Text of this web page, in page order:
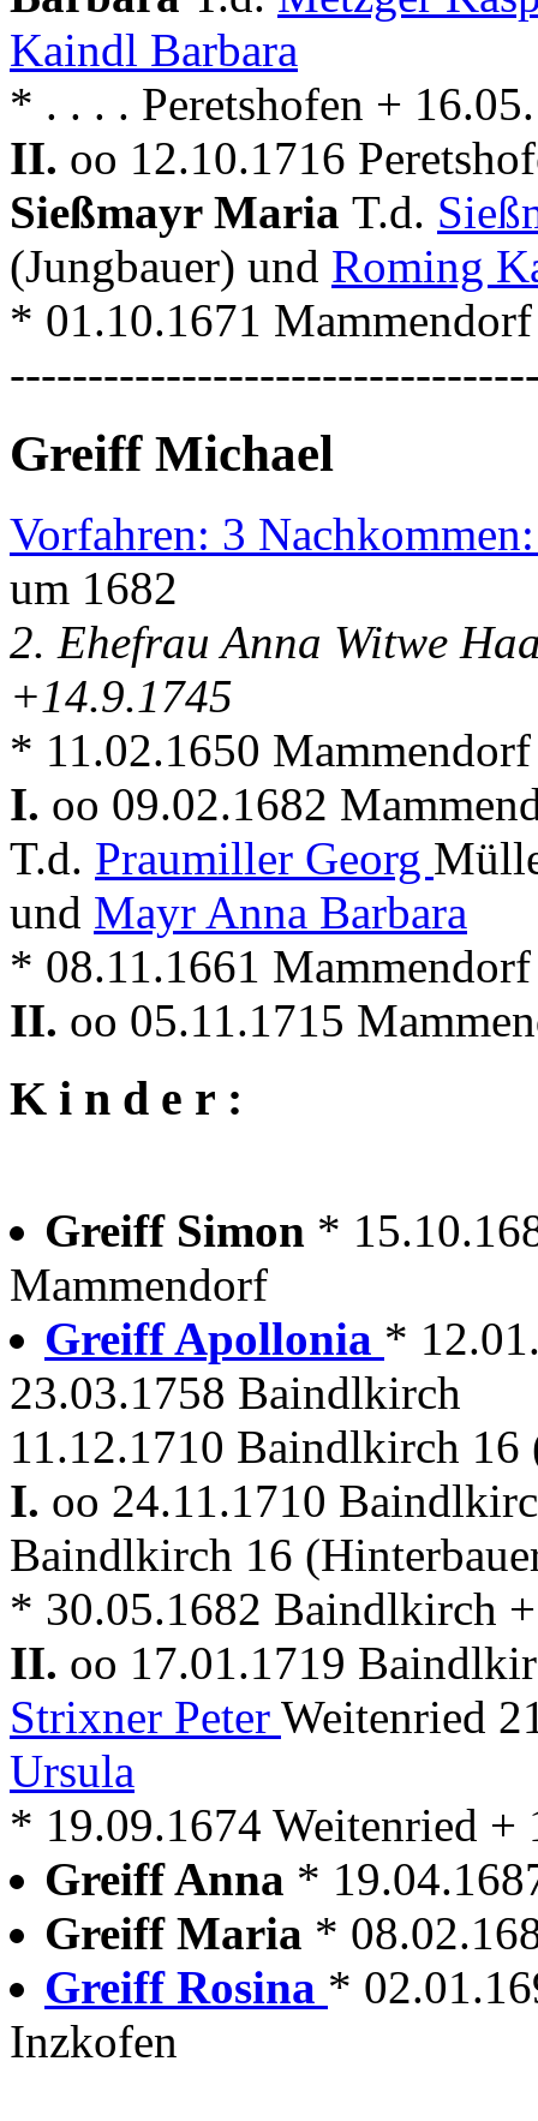
Kaindl Barbara
* . . . . Peretshofen +
II. oo 12.10.1716
Sießmayr Maria T.d.
(Jungbauer) und Roming
* 01.10.1671
Greiff Michael
Vorfahren: 3
um 1682
2. Ehefrau Anna Witwe
+14.9.1745
* 11.02.1650
I. oo 09.02.1682
T.d. Praumiller Georg
und Mayr Anna Barbara
* 08.11.1661
II. oo 05.11.1715
K i n d e r :
Greiff Simon *
Mammendorf
Greiff Apollonia *
23.03.1758 Baindlkirch
11.12.1710 Baindlkirch 16
I. oo 24.11.1710
Baindlkirch 16
* 30.05.1682 Baindlkirch
II. oo 17.01.1719
Strixner Peter Weitenried
Ursula
* 19.09.1674 Weitenried
Greiff Anna *
Greiff Maria *
Greiff Rosina *
Inzkofen